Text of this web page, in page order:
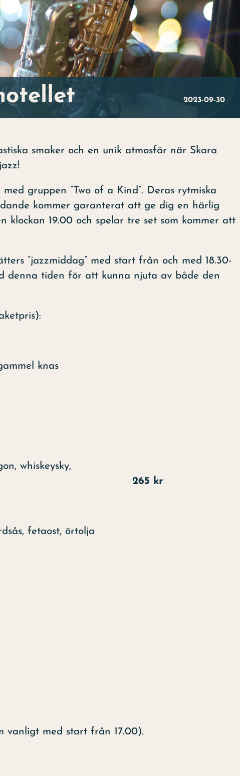
2023-09-30
smaker och en unik atmosfär när Skara
gruppen ”Two of a Kind”. Deras rytmiska
kommer garanterat att ge dig en härlig
klockan 19.00 och spelar tre set som kommer att
”jazzmiddag” med start från och med 18.30-
denna tiden för att kunna njuta av både den
knas
whiskeysky,
265 kr
fetaost, örtolja
vanligt med start från 17.00).